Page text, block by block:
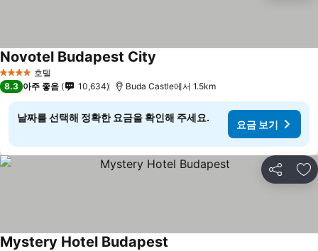
4 성급 호텔
Novotel Budapest City
8.3 아주 좋음 10,634 Buda Castle에서 1.5km
날짜를 선택해 정확한 요금을 확인해 주세요.
요금 보기
공유 즐
Mystery Hotel Budapest